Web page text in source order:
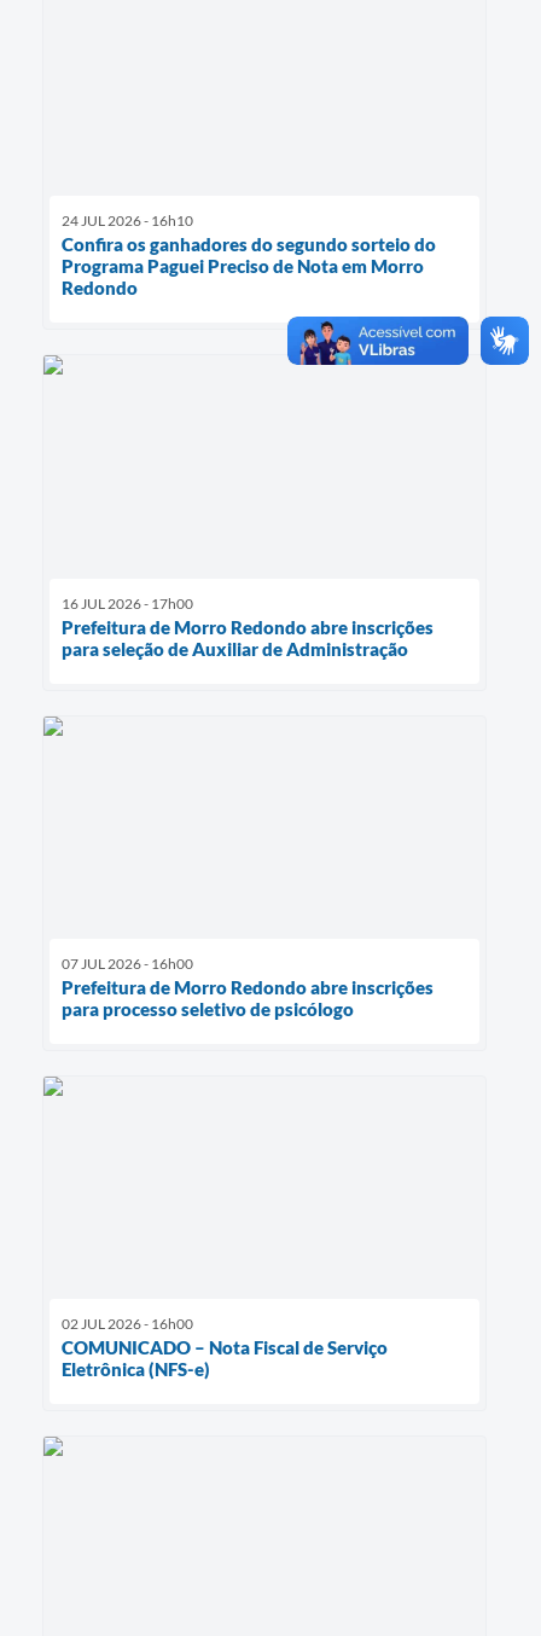
24 JUL 2026 - 16h10
Confira os ganhadores do segundo sorteio do
Programa Paguei Preciso de Nota em Morro
Redondo
16 JUL 2026 - 17h00
Prefeitura de Morro Redondo abre inscrições
para seleção de Auxiliar de Administração
07 JUL 2026 - 16h00
Prefeitura de Morro Redondo abre inscrições
para processo seletivo de psicólogo
02 JUL 2026 - 16h00
COMUNICADO – Nota Fiscal de Serviço
Eletrônica (NFS-e)